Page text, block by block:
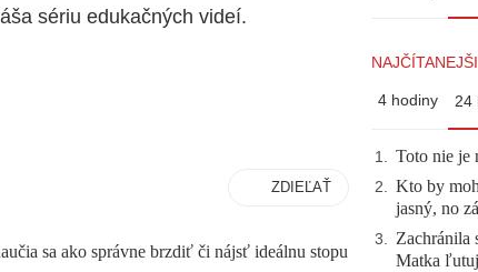
sériu edukačných videí.
ZDIEĽAŤ
sa ako správne brzdiť či nájsť ideálnu stopu
4 hodiny 24
1. Toto nie je
2. Kto by
jasný, no
3. Zachránila
Matka